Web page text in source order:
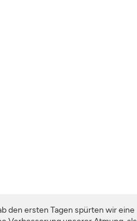
den ersten Tagen spürten wir eine